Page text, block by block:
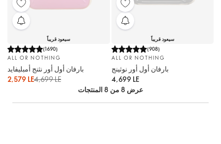
سيعود قريباً
(1690)
ALL OR NOTHING
بارفان أول أور نثنج أمبليفايد
2,579 LE4,699 LE
سيعود قريباً
(908)
ALL OR NOTHING
بارفان أول أور نوثينج
4,699 LE
عرض 8 من 8 المنتجات